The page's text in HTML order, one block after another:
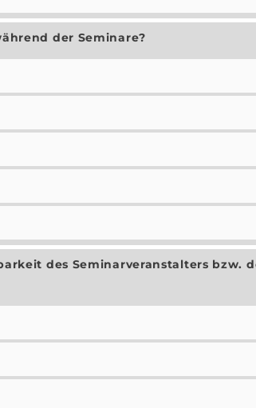
der Seminare?
des Seminarveranstalters bzw.